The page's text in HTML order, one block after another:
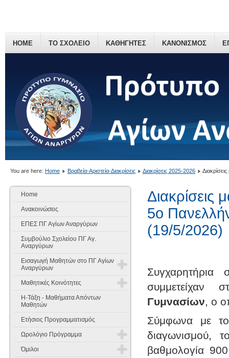
HOME ΤΟ ΣΧΟΛΕΙΟ ΚΑΘΗΓΗΤΕΣ ΚΑΝΟΝΙΣΜΟΣ
You are here: Home Βραβεία-Αριστεία-Διακρίσεις Διακρίσεις 2025-2026
Home
Ανακοινώσεις
ΕΠΕΣ ΠΓ Αγίων Αναργύρων
Συμβούλιο Σχολείου ΠΓ Αγ.
Αναργύρων
Εισαγωγή Μαθητών στο ΠΓ Αγίων
Αναργύρων
Εισαγωγή Μαθητών στην Α'
Γυμνασίου
Γυμνασίου
Δεξιοτήτων
Μαθητικές Κοινότητες
Έννοιες Σκοπός και Χαρακτήρας
Όργανα Σύνθεση και λειτουργία
σχολική ζωή
Η-Τάξη - Μαθήματα Απόντων
Μαθητών
Ετήσιος Προγραμματισμός
Ωρολόγιο Πρόγραμμα
Διδακτικό Ωράριο
Όμιλοι
5ο
(19/5/2026)
συμμετείχαν
Γυμνασίων, ο
Σύμφωνα με το
διαγωνισμού,
βαθμολογία